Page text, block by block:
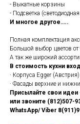
- Выкатные корзины
- Подсветка
И многое другое…..
Полная комплектация
Большой выбор цветов
А так же широкий
В стоимость кухни
· Корпуса Egger (Австрия)
· Фасады верхние и
Присылайте свои
или звоните (812)507-
WhatsApp/ Viber